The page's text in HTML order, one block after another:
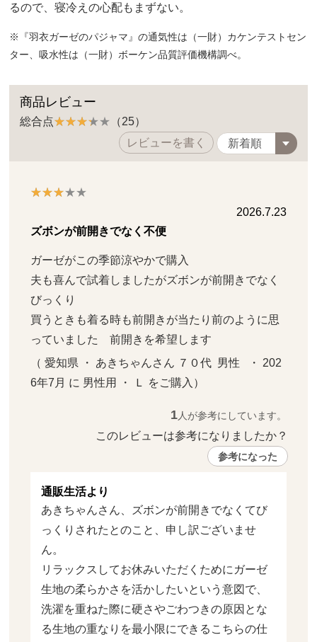
るので、寝冷えの心配もまずない。
※『羽衣ガーゼのパジャマ』の通気性は（一財）カケンテストセン
ター、吸水性は（一財）ボーケン品質評価機構調べ。
商品レビュー
総合点
（25）
レビューを書く
2026.7.23
ズボンが前開きでなく不便
ガーゼがこの季節涼やかで購入
夫も喜んで試着しましたがズボンが前開きでなく
びっくり
買うときも着る時も前開きが当たり前のように思
っていました　前開きを希望します
（ 愛知県 ・ あきちゃんさん ７０代  男性   ・ 202
6年7月 に 男性用 ・ Ｌ をご購入）
1人が参考にしています。
このレビューは参考になりましたか？
参考になった
通販生活より
あきちゃんさん、ズボンが前開きでなくてび
っくりされたとのこと、申し訳ございませ
ん。
リラックスしてお休みいただくためにガーゼ
生地の柔らかさを活かしたいという意図で、
洗濯を重ねた際に硬さやごわつきの原因とな
る生地の重なりを最小限にできるこちらの仕